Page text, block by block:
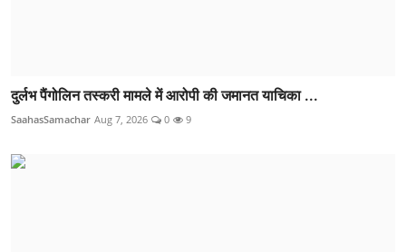
दुर्लभ पैंगोलिन तस्करी मामले में आरोपी की जमानत याचिका ...
SaahasSamachar Aug 7, 2026 0 9